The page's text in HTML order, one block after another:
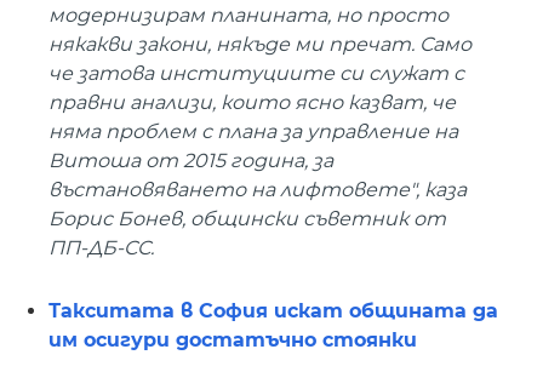
модернизирам планината, но просто
някакви закони, някъде ми пречат. Само
че затова институциите си служат с
правни анализи, които ясно казват, че
няма проблем с плана за управление на
Витоша от 2015 година, за
въстановяването на лифтовете", каза
Борис Бонев, общински съветник от
ПП-ДБ-СС.
Такситата в София искат общината да
им осигури достатъчно стоянки